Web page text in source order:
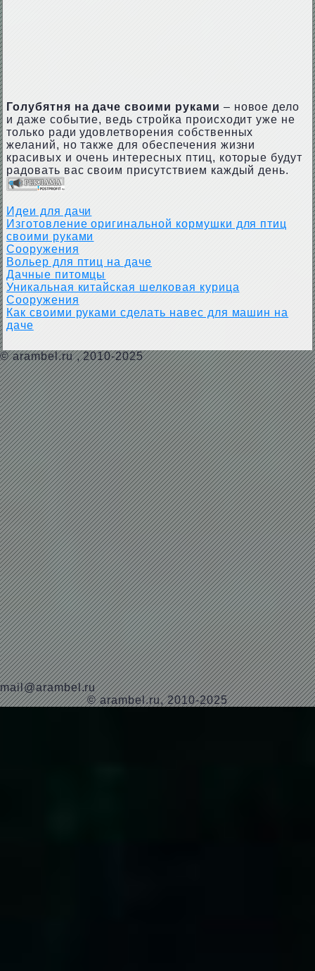
Голубятня на даче своими руками – новое дело
и даже событие, ведь стройка происходит уже не
только ради удовлетворения собственных
желаний, но также для обеспечения жизни
красивых и очень интересных птиц, которые будут
радовать вас своим присутствием каждый день.
Идеи для дачи
Изготовление оригинальной кормушки для птиц
своими руками
Сооружения
Вольер для птиц на даче
Дачные питомцы
Уникальная китайская шелковая курица
Сооружения
Как своими руками сделать навес для машин на
даче
© arambel.ru, 2010-2025
mail@arambel.ru
© arambel.ru, 2010-2025